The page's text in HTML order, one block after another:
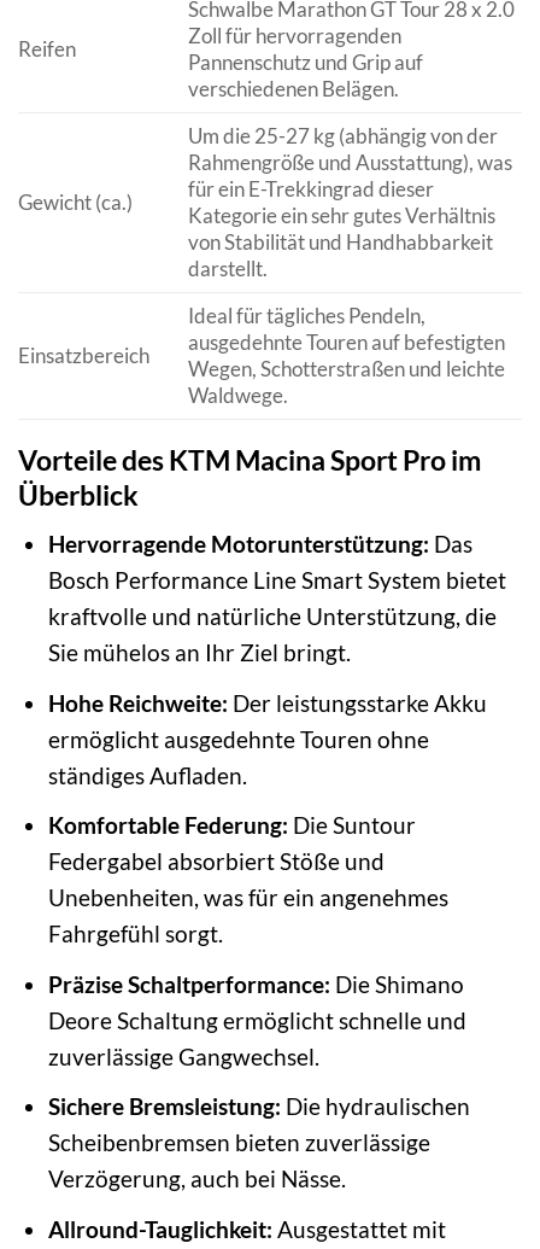
Reifen
Schwalbe Marathon GT Tour 28 x 2.0
Zoll für hervorragenden
Pannenschutz und Grip auf
verschiedenen Belägen.
Gewicht (ca.)
Um die 25-27 kg (abhängig von der
Rahmengröße und Ausstattung), was
für ein E-Trekkingrad dieser
Kategorie ein sehr gutes Verhältnis
von Stabilität und Handhabbarkeit
darstellt.
Einsatzbereich
Ideal für tägliches Pendeln,
ausgedehnte Touren auf befestigten
Wegen, Schotterstraßen und leichte
Waldwege.
Vorteile des KTM Macina Sport Pro im
Überblick
Hervorragende Motorunterstützung: Das
Bosch Performance Line Smart System bietet
kraftvolle und natürliche Unterstützung, die
Sie mühelos an Ihr Ziel bringt.
Hohe Reichweite: Der leistungsstarke Akku
ermöglicht ausgedehnte Touren ohne
ständiges Aufladen.
Komfortable Federung: Die Suntour
Federgabel absorbiert Stöße und
Unebenheiten, was für ein angenehmes
Fahrgefühl sorgt.
Präzise Schaltperformance: Die Shimano
Deore Schaltung ermöglicht schnelle und
zuverlässige Gangwechsel.
Sichere Bremsleistung: Die hydraulischen
Scheibenbremsen bieten zuverlässige
Verzögerung, auch bei Nässe.
Allround-Tauglichkeit: Ausgestattet mit